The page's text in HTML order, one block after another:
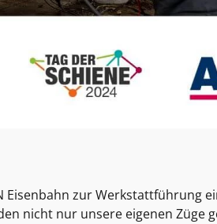
Eisenbahn zur Werkstattführung
nicht nur unsere eigenen Züge